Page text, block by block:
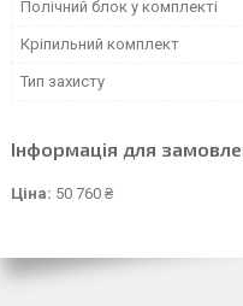
Полічний блок у комплекті
Кріпильний комплект
Тип захисту
Інформація для
Ціна: 50 760 ₴